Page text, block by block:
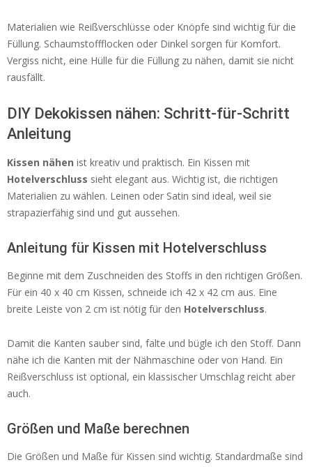
Materialien wie Reißverschlüsse oder Knöpfe sind wichtig für die
Füllung. Schaumstoffflocken oder Dinkel sorgen für Komfort.
Vergiss nicht, eine Hülle für die Füllung zu nähen, damit sie nicht
rausfällt.
DIY Dekokissen nähen: Schritt-für-Schritt
Anleitung
Kissen nähen ist kreativ und praktisch. Ein Kissen mit
Hotelverschluss sieht elegant aus. Wichtig ist, die richtigen
Materialien zu wählen. Leinen oder Satin sind ideal, weil sie
strapazierfähig sind und gut aussehen.
Anleitung für Kissen mit Hotelverschluss
Beginne mit dem Zuschneiden des Stoffs in den richtigen Größen.
Für ein 40 x 40 cm Kissen, schneide ich 42 x 42 cm aus. Eine
breite Leiste von 2 cm ist nötig für den Hotelverschluss.
Damit die Kanten sauber sind, falte und bügle ich den Stoff. Dann
nähe ich die Kanten mit der Nähmaschine oder von Hand. Ein
Reißverschluss ist optional, ein klassischer Umschlag reicht aber
auch.
Größen und Maße berechnen
Die Größen und Maße für Kissen sind wichtig. Standardmaße sind